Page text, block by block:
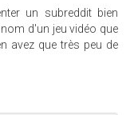
un subreddit bien
d'un jeu vidéo que
avez que très peu de